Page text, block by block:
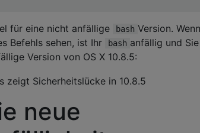
für eine nicht anfällige bash Version.
Befehls sehen, ist Ihr
bash anfällig und
Version von OS X 10.8.5:
neue